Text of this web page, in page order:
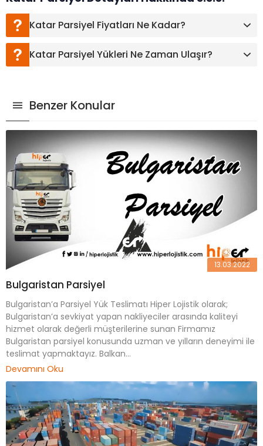
Katar Parsiyel Fiyatları Ne Kadar?
Katar Parsiyel Yükleri Ne Zaman Ulaşır?
Benzer Konular
13.03.2022
Bulgaristan Parsiyel
Bulgaristan’a Parsiyel Yük Teslimatı Hiper Lojistik olarak;
Bulgaristan’a sevkiyat yapan nakliyeciler arasında kaliteyi
hizmet olarak değerli müşterilerine sunan Firmamız
Bulgaristan parsiyel konusunda uzman ve yılların deneyimi ile
teslimat yapmaktayız. Balkan...
Devamını Oku